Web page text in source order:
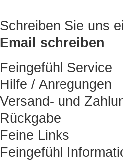
Schreiben Sie uns
Email schreiben
Feingefühl Service
Hilfe / Anregungen
Versand- und
Rückgabe
Feine Links
Feingefühl